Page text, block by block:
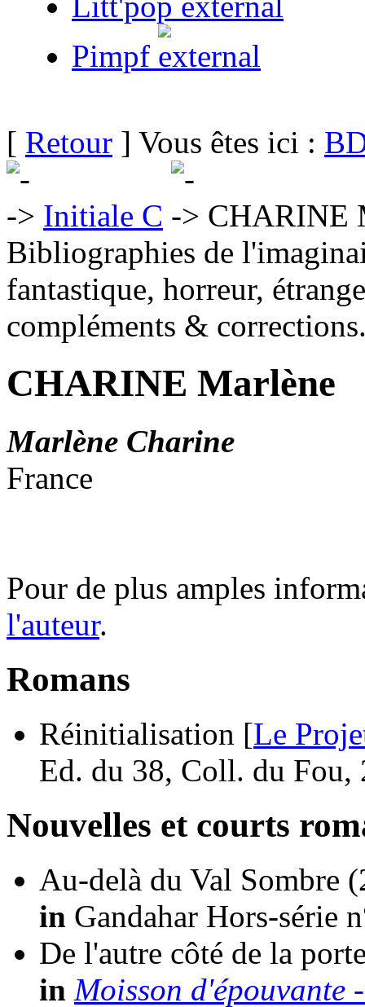
Pimpf
[ Retour ] Vous êtes ici :
Initiale C
CHARINE
Bibliographies de
fantastique, horreur,
compléments &
CHARINE Marlène
Marlène Charine
France
Pour de plus amples
l'auteur.
Romans
Réinitialisation [Le
Ed. du 38, Coll. du Fou,
Nouvelles et courts
Au-delà du Val Sombre
in Gandahar Hors-série
De l'autre côté de la
in Moisson d'épouvante